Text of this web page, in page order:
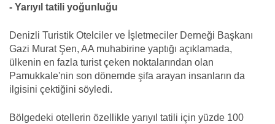
- Yarıyıl tatili yoğunluğu
Denizli Turistik Otelciler ve İşletmeciler Derneği Başkanı
Gazi Murat Şen, AA muhabirine yaptığı açıklamada,
ülkenin en fazla turist çeken noktalarından olan
Pamukkale'nin son dönemde şifa arayan insanların da
ilgisini çektiğini söyledi.
Bölgedeki otellerin özellikle yarıyıl tatili için yüzde 100